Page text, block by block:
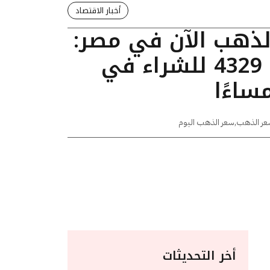
أخبار الاقتصاد
الآن في مصر:
عيار 24 يسجل 4329 للشراء في
الذهب,سعر الذهب اليوم
أخر التحديثات